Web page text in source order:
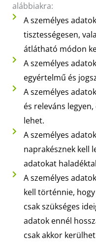
alábbiakra:
A személyes
tisztességesen,
átlátható módon
A személyes
egyértelmű és
A személyes
és releváns
lehet.
A személyes
naprakésznek kell
adatokat
A személyes
kell történnie,
csak szükséges
adatok ennél
csak akkor